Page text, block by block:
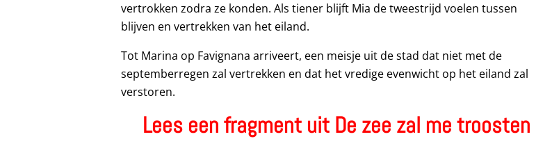
vertrokken zodra ze konden. Als tiener blijft Mia de tweestrijd voelen tussen
blijven en vertrekken van het eiland.
Tot Marina op Favignana arriveert, een meisje uit de stad dat niet met de
septemberregen zal vertrekken en dat het vredige evenwicht op het eiland zal
verstoren.
Lees een fragment uit De zee zal me troosten